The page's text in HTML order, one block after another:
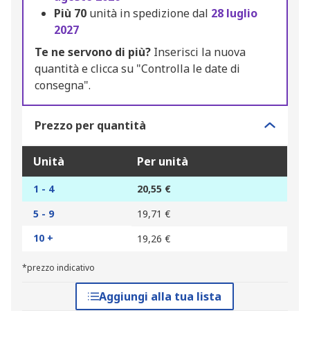
Più 70 unità in spedizione dal 28 luglio
2027
Te ne servono di più? Inserisci la nuova
quantità e clicca su "Controlla le date di
consegna".
Prezzo per quantità
Unità Per unità
1 - 4
20,55 €
5 - 9
19,71 €
10 +
19,26 €
*prezzo indicativo
Aggiungi alla tua lista